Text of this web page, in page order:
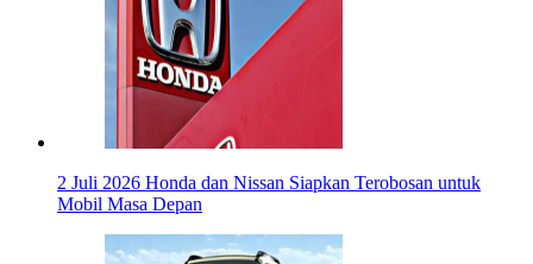
2 Juli 2026 Honda dan Nissan Siapkan Terobosan untuk
Mobil Masa Depan